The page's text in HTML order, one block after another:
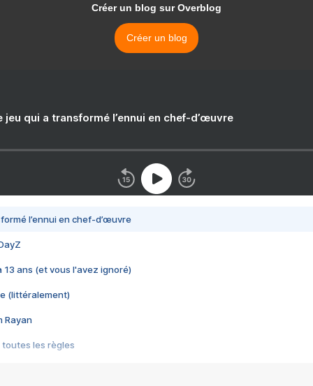
Créer un blog sur Overblog
Créer un blog
jeu qui a transformé l’ennui en chef-d’œuvre
l’ennui en chef-d’œuvre
13 ans (et vous l'avez ignoré)
(littéralement)
Rayan
toutes les règles